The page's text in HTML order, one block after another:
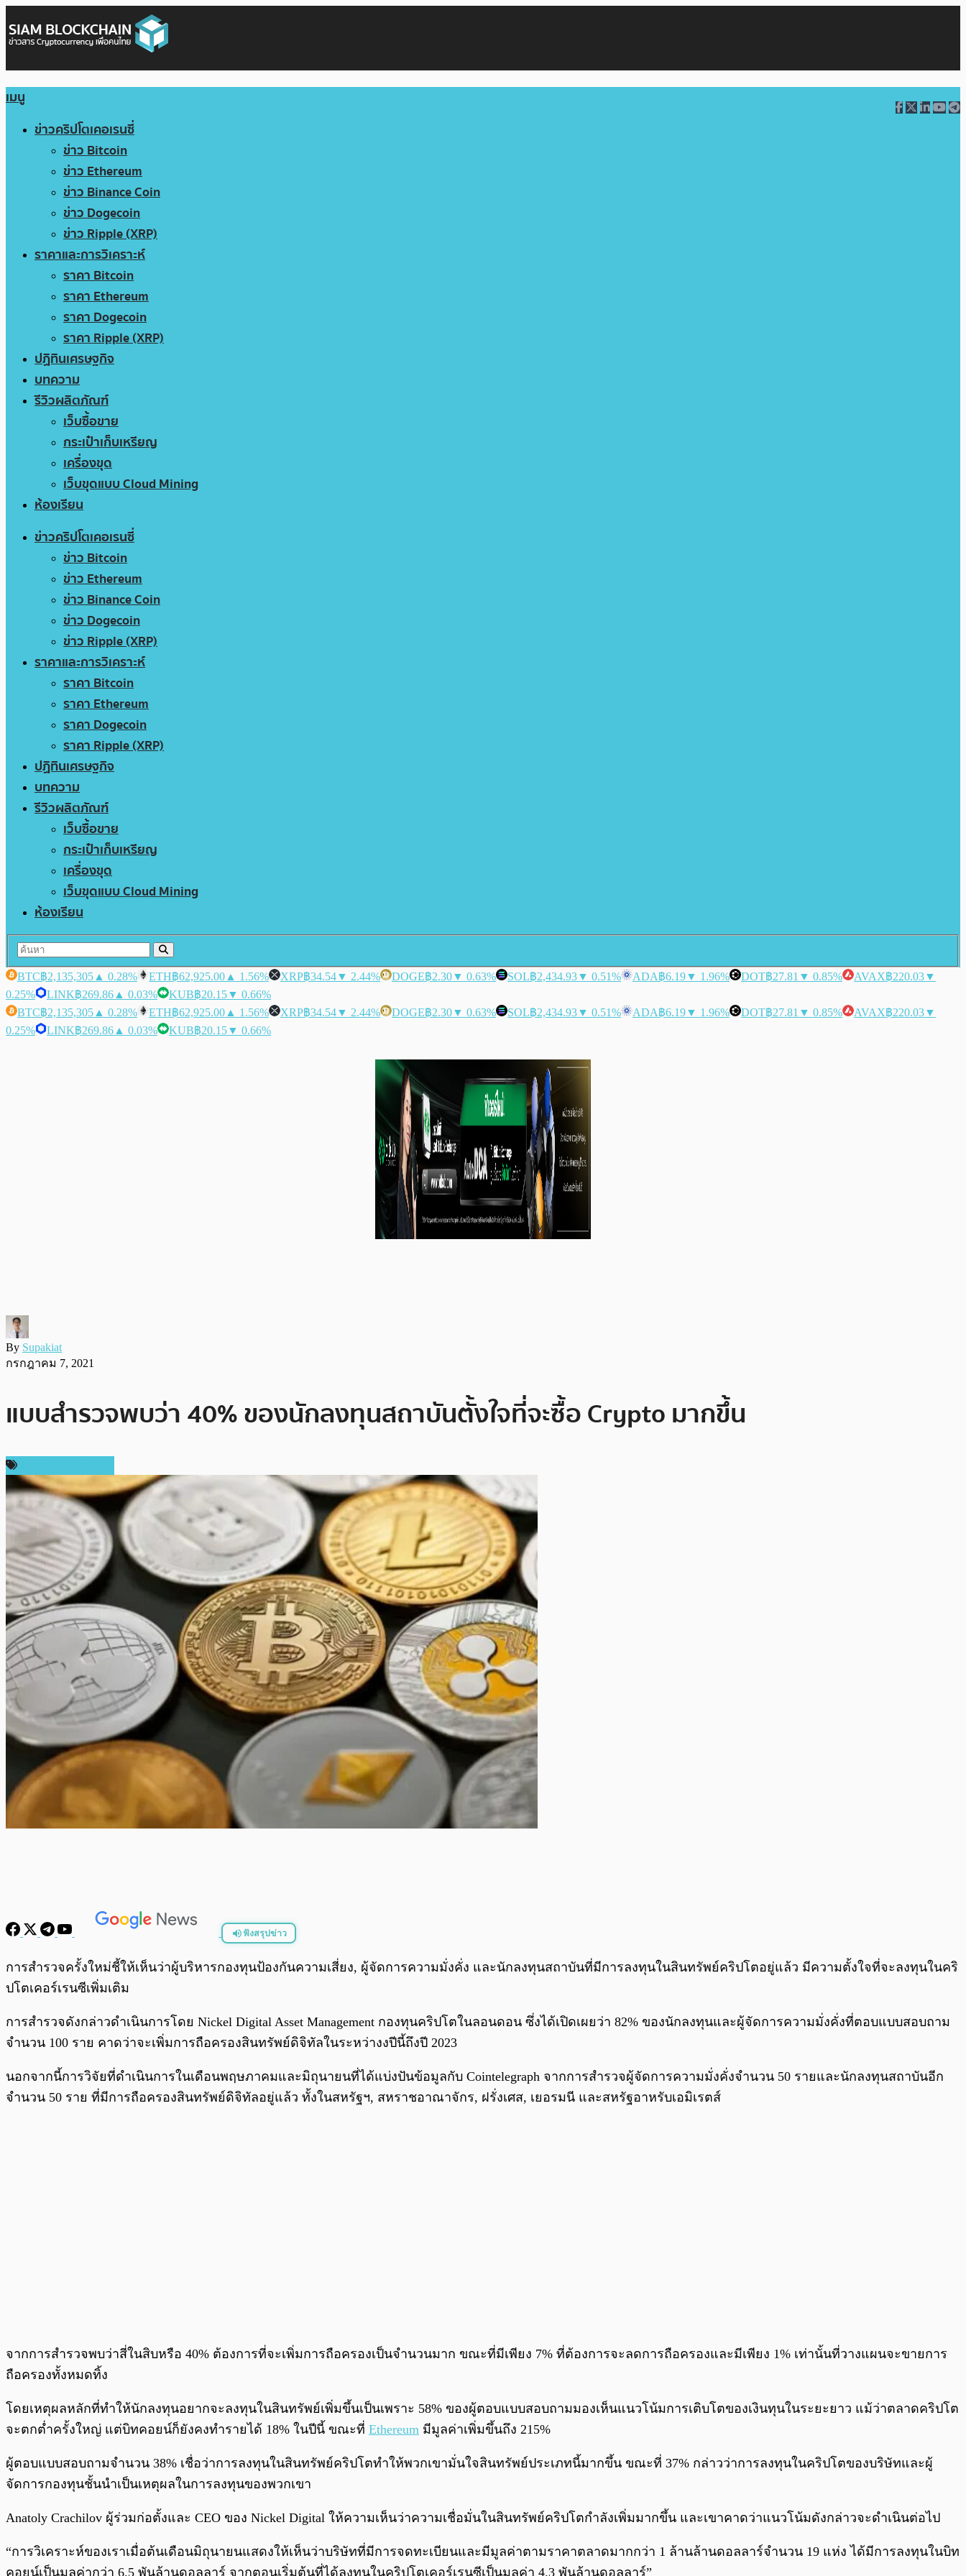
เมนู
ข่าวคริปโตเคอเรนซี่
ข่าว Bitcoin
ข่าว Ethereum
ข่าว Binance Coin
ข่าว Dogecoin
ข่าว Ripple (XRP)
ราคาและการวิเคราะห์
ราคา Bitcoin
ราคา Ethereum
ราคา Dogecoin
ราคา Ripple (XRP)
ปฏิทินเศรษฐกิจ
บทความ
รีวิวผลิตภัณฑ์
เว็บซื้อขาย
กระเป๋าเก็บเหรียญ
เครื่องขุด
เว็บขุดแบบ Cloud Mining
ห้องเรียน
ข่าวคริปโตเคอเรนซี่
ข่าว Bitcoin
ข่าว Ethereum
ข่าว Binance Coin
ข่าว Dogecoin
ข่าว Ripple (XRP)
ราคาและการวิเคราะห์
ราคา Bitcoin
ราคา Ethereum
ราคา Dogecoin
ราคา Ripple (XRP)
ปฏิทินเศรษฐกิจ
บทความ
รีวิวผลิตภัณฑ์
เว็บซื้อขาย
กระเป๋าเก็บเหรียญ
เครื่องขุด
เว็บขุดแบบ Cloud Mining
ห้องเรียน
BTC฿2,135,305 ▲ 0.28% ETH฿62,925.00 ▲ 1.56% XRP฿34.54▼ 2.44% DOGE฿2.30▼ 0.63% SOL฿2,434.93▼ 0.51% ADA฿6.19▼ 1.96% DOT฿27.81 ▼ 0.85% AVAX฿220.03▼
0.25%
LINK฿269.86 ▲ 0.03% KUB฿20.15▼ 0.66%
BTC฿2,135,305 ▲ 0.28% ETH฿62,925.00 ▲ 1.56% XRP฿34.54▼ 2.44% DOGE฿2.30▼ 0.63% SOL฿2,434.93▼ 0.51% ADA฿6.19▼ 1.96% DOT฿27.81 ▼ 0.85% AVAX฿220.03▼
0.25%
LINK฿269.86 ▲ 0.03% KUB฿20.15▼ 0.66%
By Supakiat
กรกฎาคม 7, 2021
แบบสำรวจพบว่า 40% ของนักลงทุนสถาบันตั้งใจที่จะซื้อ Crypto มากขึ้น
ฟังสรุปข่าว
พร้อมเล่น 0:00
การสำรวจครั้งใหม่ชี้ให้เห็นว่าผู้บริหารกองทุนป้องกันความเสี่ยง, ผู้จัดการความมั่งคั่ง และนักลงทุนสถาบันที่มีการลงทุนในสินทรัพย์คริปโตอยู่แล้ว มีความตั้งใจที่จะลงทุนในคริ
ปโตเคอร์เรนซีเพิ่มเติม
การสำรวจดังกล่าวดำเนินการโดย Nickel Digital Asset Management กองทุนคริปโตในลอนดอน ซึ่งได้เปิดเผยว่า 82% ของนักลงทุนและผู้จัดการความมั่งคั่งที่ตอบแบบสอบถาม
จำนวน 100 ราย คาดว่าจะเพิ่มการถือครองสินทรัพย์ดิจิทัลในระหว่างงปีนี้ถึงปี 2023
นอกจากนี้การวิจัยที่ดำเนินการในเดือนพฤษภาคมและมิถุนายนที่ได้แบ่งปันข้อมูลกับ Cointelegraph จากการสำรวจผู้จัดการความมั่งคั่งจำนวน 50 รายและนักลงทุนสถาบันอีก
จำนวน 50 ราย ที่มีการถือครองสินทรัพย์ดิจิทัลอยู่แล้ว ทั้งในสหรัฐฯ, สหราชอาณาจักร, ฝรั่งเศส, เยอรมนี และสหรัฐอาหรับเอมิเรตส์
จากการสำรวจพบว่าสี่ในสิบหรือ 40% ต้องการที่จะเพิ่มการถือครองเป็นจำนวนมาก ขณะที่มีเพียง 7% ที่ต้องการจะลดการถือครองและมีเพียง 1% เท่านั้นที่วางแผนจะขายการ
ถือครองทั้งหมดทิ้ง
โดยเหตุผลหลักที่ทำให้นักลงทุนอยากจะลงทุนในสินทรัพย์เพิ่มขึ้นเป็นเพราะ 58% ของผู้ตอบแบบสอบถามมองเห็นแนวโน้มการเติบโตของเงินทุนในระยะยาว แม้ว่าตลาดคริปโต
จะตกต่ำครั้งใหญ่ แต่บิทคอยน์ก็ยังคงทำรายได้ 18% ในปีนี้ ขณะที่ Ethereum มีมูลค่าเพิ่มขึ้นถึง 215%
ผู้ตอบแบบสอบถามจำนวน 38% เชื่อว่าการลงทุนในสินทรัพย์คริปโตทำให้พวกเขามั่นใจสินทรัพย์ประเภทนี้มากขึ้น ขณะที่ 37% กล่าวว่าการลงทุนในคริปโตของบริษัทและผู้
จัดการกองทุนชั้นนำเป็นเหตุผลในการลงทุนของพวกเขา
Anatoly Crachilov ผู้ร่วมก่อตั้งและ CEO ของ Nickel Digital ให้ความเห็นว่าความเชื่อมั่นในสินทรัพย์คริปโตกำลังเพิ่มมากขึ้น และเขาคาดว่าแนวโน้มดังกล่าวจะดำเนินต่อไป
“การวิเคราะห์ของเราเมื่อต้นเดือนมิถุนายนแสดงให้เห็นว่าบริษัทที่มีการจดทะเบียนและมีมูลค่าตามราคาตลาดมากกว่า 1 ล้านล้านดอลลาร์จำนวน 19 แห่ง ได้มีการลงทุนในบิท
คอยน์เป็นมูลค่ากว่า 6.5 พันล้านดอลลาร์ จากตอนเริ่มต้นที่ได้ลงทุนในคริปโตเคอร์เรนซีเป็นมูลค่า 4.3 พันล้านดอลลาร์”